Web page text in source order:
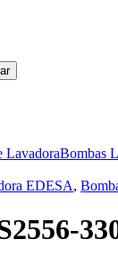
LavadoraBombas
EDESA,